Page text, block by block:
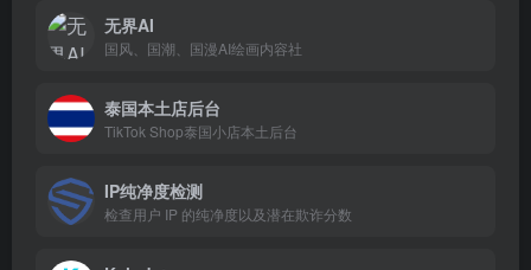
无界AI
国风、国潮、国漫AI绘画内容社
泰国本土店后台
TikTok Shop泰国小店本土后台
IP纯净度检测
检查用户 IP 的纯净度以及潜在欺诈分数